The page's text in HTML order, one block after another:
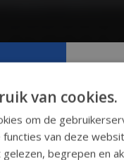
van cookies.
om de
van deze
begrepen en